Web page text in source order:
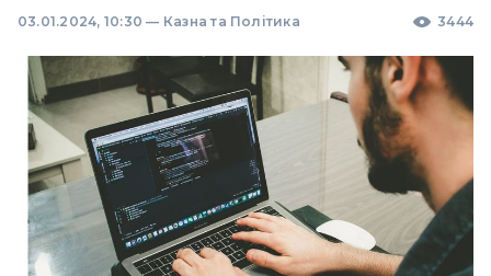
03.01.2024, 10:30 — Казна та Політика 3444